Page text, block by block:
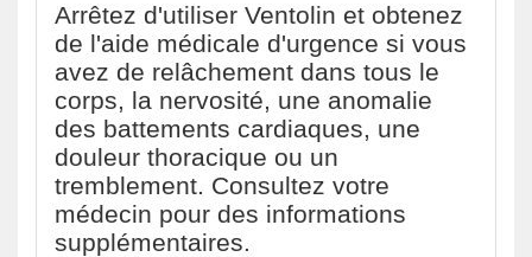
Arrêtez d'utiliser Ventolin et obtenez
de l'aide médicale d'urgence si vous
avez de relâchement dans tous le
corps, la nervosité, une anomalie
des battements cardiaques, une
douleur thoracique ou un
tremblement. Consultez votre
médecin pour des informations
supplémentaires.